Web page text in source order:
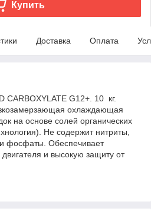
Купить
Доставка Оплата
G12+. 10 кг.
охлаждающая
на основе солей органических
Не содержит нитриты,
фосфаты. Обеспечивает
и высокую защиту от